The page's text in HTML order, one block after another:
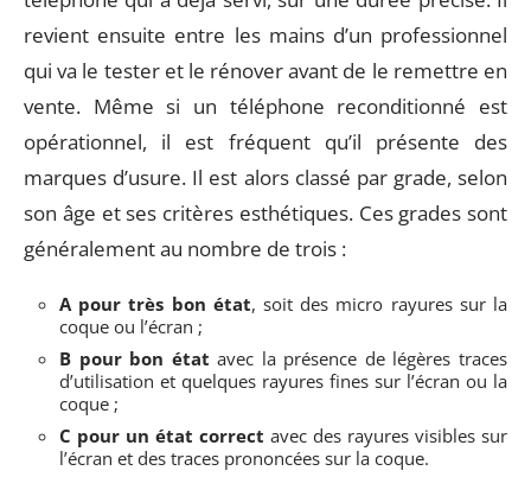
revient ensuite entre les mains d’un professionnel
qui va le tester et le rénover avant de le remettre en
vente. Même si un téléphone reconditionné est
opérationnel, il est fréquent qu’il présente des
marques d’usure. Il est alors classé par grade, selon
son âge et ses critères esthétiques. Ces grades sont
généralement au nombre de trois :
A pour très bon état, soit des micro rayures sur la
coque ou l’écran ;
B pour bon étatavec la présence de légères traces
d’utilisation et quelques rayures fines sur l’écran ou la
coque ;
C pour un état correct avec des rayures visibles sur
l’écran et des traces prononcées sur la coque.